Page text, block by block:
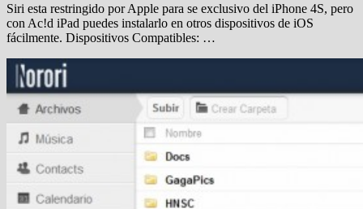
Siri esta restringido por Apple para se exclusivo del iPhone 4S, pero
con Ac!d iPad puedes instalarlo en otros dispositivos de iOS
fácilmente. Dispositivos Compatibles: …